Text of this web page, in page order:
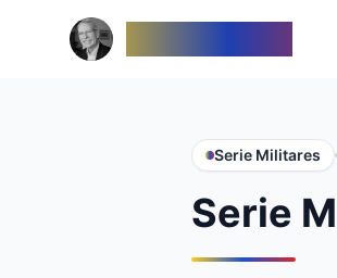
Serie Militares
Serie